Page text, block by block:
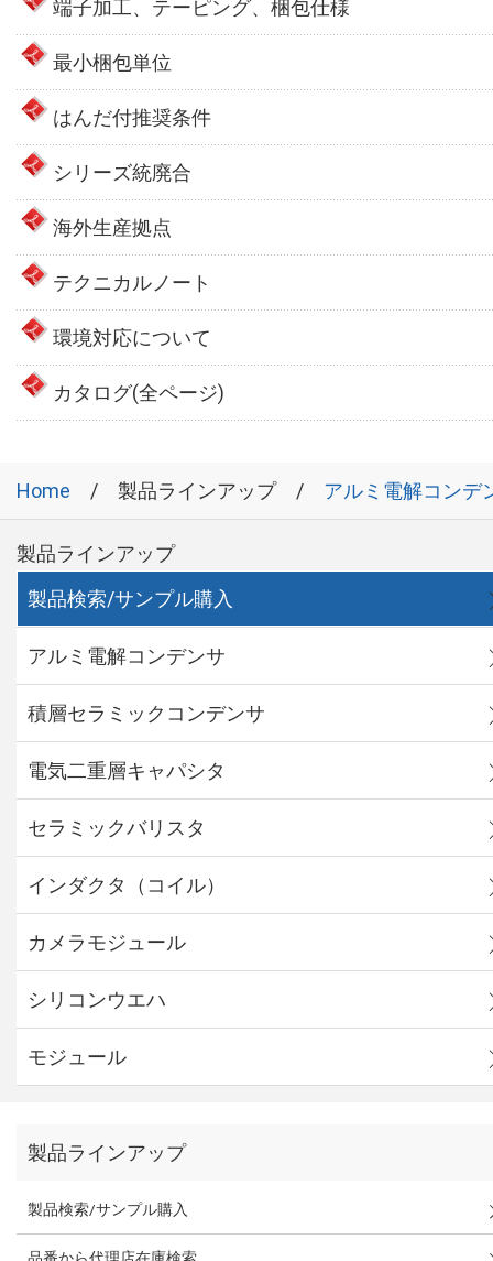
端子加工、テーピング、梱包仕様
最小梱包単位
はんだ付推奨条件
シリーズ統廃合
海外生産拠点
テクニカルノート
環境対応について
カタログ(全ページ)
Home 製品ラインアップ アルミ電解コンデ
製品ラインアップ
製品検索/サンプル購入
アルミ電解コンデンサ
積層セラミックコンデンサ
電気二重層キャパシタ
セラミックバリスタ
インダクタ（コイル）
カメラモジュール
シリコンウエハ
モジュール
製品ラインアップ
製品検索/サンプル購入